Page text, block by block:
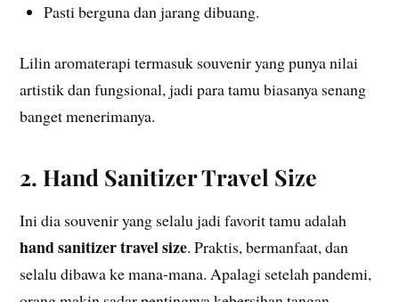
Pasti berguna dan jarang dibuang.
Lilin aromaterapi termasuk souvenir yang punya nilai
artistik dan fungsional, jadi para tamu biasanya senang
banget menerimanya.
2. Hand Sanitizer Travel Size
Ini dia souvenir yang selalu jadi favorit tamu adalah
hand sanitizer travel size. Praktis, bermanfaat, dan
selalu dibawa ke mana-mana. Apalagi setelah pandemi,